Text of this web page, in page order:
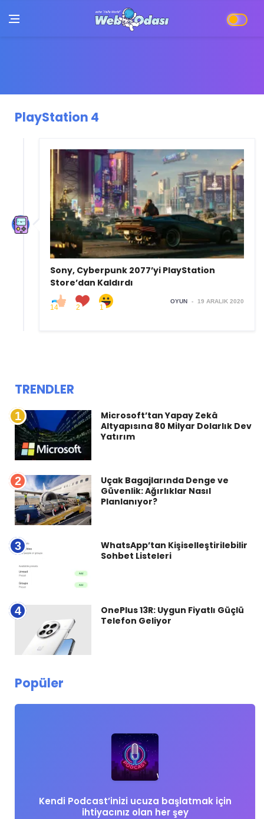
PlayStation 4
Sony, Cyberpunk 2077’yi PlayStation
Store’dan Kaldırdı
14 2 1
OYUN - 19 ARALIK 2020
TRENDLER
1
Microsoft’tan Yapay Zekâ
Altyapısına 80 Milyar Dolarlık Dev
Yatırım
2
Uçak Bagajlarında Denge ve
Güvenlik: Ağırlıklar Nasıl
Planlanıyor?
3
WhatsApp’tan Kişiselleştirilebilir
Sohbet Listeleri
4
OnePlus 13R: Uygun Fiyatlı Güçlü
Telefon Geliyor
Popüler
Kendi Podcast’inizi ucuza başlatmak için
ihtiyacınız olan her şey